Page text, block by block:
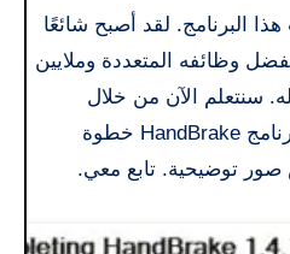
البرنامج. لقد أصبح شائعًا
وظائفه المتعددة وملايين
سنتعلم الآن من خلال
الفقرة التالية كيفية تنزيل برنامج HandBrake خطوة
توضيحية. تابع معي.